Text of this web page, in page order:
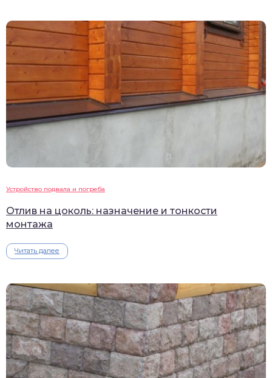
Устройство подвала и погреба
Отлив на цоколь: назначение и тонкости
монтажа
Читать далее